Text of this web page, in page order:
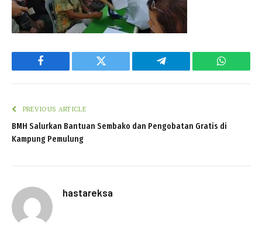
Facebook Twitter Telegram
PREVIOUS ARTICLE
BMH Salurkan Bantuan Sembako dan Pengobatan Gratis di
Kampung Pemulung
hastareksa